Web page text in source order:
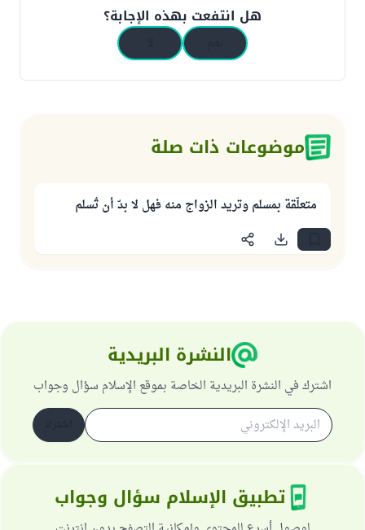
هل انتفعت بهذه الإجابة؟
موضوعات ذات صلة
متعلّقة بمسلم وتريد الزواج منه فهل لا بدّ أن تُسلم
النشرة البريدية
اشترك في النشرة البريدية الخاصة بموقع الإسلام سؤال وجواب
تطبيق الإسلام سؤال وجواب